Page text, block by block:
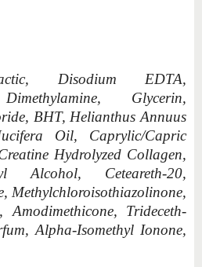
Disodium EDTA,
Glycerin,
BHT, Helianthus Annuus
Oil, Caprylic/Capric
Hydrolyzed Collagen,
Alcohol, Ceteareth-20,
Methylchloroisothiazolinone,
Amodimethicone, Trideceth-
Alpha-Isomethyl Ionone,